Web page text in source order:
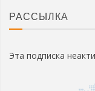
РАССЫЛКА
Эта подписка